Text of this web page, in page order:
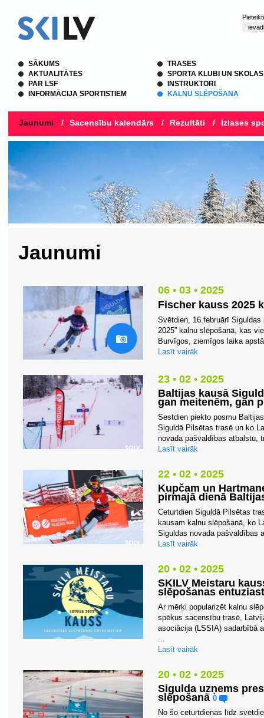
SĀKUMS
AKTUALITĀTES
PAR LSF
INFORMĀCIJA SPORTISTIEM
TRASES
SPORTA KLUBI UN SKOLAS
INSTRUKTORI
KALNU SLĒPOŠANA
Jaunumi / Sacensību kalendārs / Rezultāti / Izlases
Jaunumi
06 • 03 • 2025
Fischer kauss 2025
Svētdien, 16.februārī
2025” kalnu slēpošanā, kas
Burvīgos, ziemīgos laika
Lasīt vairāk
23 • 02 • 2025
Baltijas kausā
gan meitenēm, gan
Sestdien piekto posmu
Siguldā Pilsētas trasē un ko
novada pašvaldības atbalstu,
Lasīt vairāk
22 • 02 • 2025
Kupčam un
pirmajā dienā
Ceturtdien Siguldā Pilsētas
kausam kalnu slēpošanā, ko
Siguldas novada pašvaldības
Lasīt vairāk
20 • 02 • 2025
SKILV Meistaru
slēpošanas
Ar mērķi popularizēt kalnu
spēkus sacensību trasē,
asociācija (LSSIA) sadarbībā
...
Lasīt vairāk
20 • 02 • 2025
Sigulda uzņems
slēpošanā 0
No šo ceturtdienas līdz